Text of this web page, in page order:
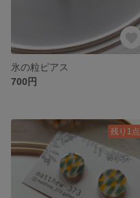
氷の粒ピアス
700円
残り1点